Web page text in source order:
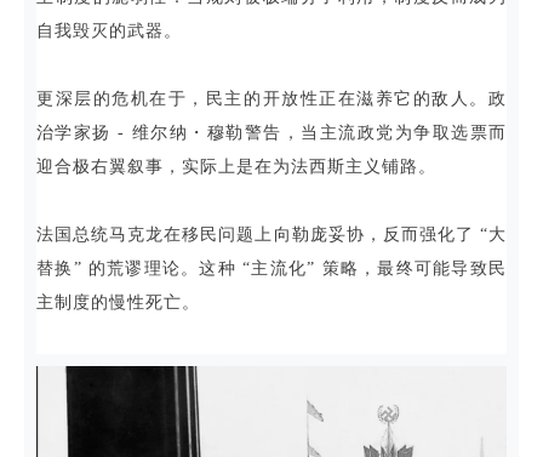
自我毁灭的武器。
更深层的危机在于，民主的开放性正在滋养它的敌人。政
治学家扬 - 维尔纳・穆勒警告，当主流政党为争取选票而
迎合极右翼叙事，实际上是在为法西斯主义铺路。
法国总统马克龙在移民问题上向勒庞妥协，反而强化了 “大
替换” 的荒谬理论。这种 “主流化” 策略，最终可能导致民
主制度的慢性死亡。